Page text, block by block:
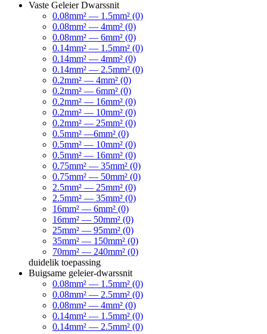
Vaste Geleier Dwarssnit
0.08mm² — 1.5mm² (0)
0.08mm² — 4mm² (0)
0.08mm² — 6mm² (0)
0.14mm² — 1.5mm² (0)
0.14mm² — 4mm² (0)
0.14mm² — 2.5mm² (0)
0.2mm² — 4mm² (0)
0.2mm² — 6mm² (0)
0.2mm² — 16mm² (0)
0.2mm² — 10mm² (0)
0.2mm² — 25mm² (0)
0.5mm² —6mm² (0)
0.5mm² — 10mm² (0)
0.5mm² — 16mm² (0)
0.75mm² — 35mm² (0)
0.75mm² — 50mm² (0)
2.5mm² — 25mm² (0)
2.5mm² — 35mm² (0)
16mm² — 6mm² (0)
16mm² — 50mm² (0)
25mm² — 95mm² (0)
35mm² — 150mm² (0)
70mm² — 240mm² (0)
duidelik toepassing
Buigsame geleier-dwarssnit
0.08mm² — 1.5mm² (0)
0.08mm² — 2.5mm² (0)
0.08mm² — 4mm² (0)
0.14mm² — 1.5mm² (0)
0.14mm² — 2.5mm² (0)